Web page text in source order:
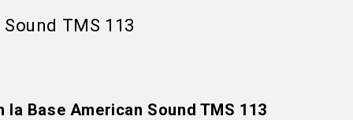
TMS 113
Base American Sound TMS 113